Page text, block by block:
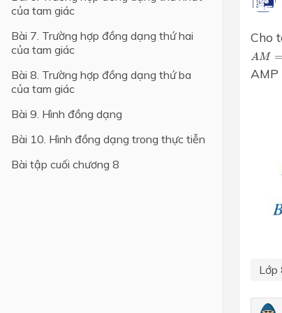
Lớp 2
của tam giác
Bài 7. Trường hợp đồng dạng thứ hai
của tam giác
Bài 8. Trường hợp đồng dạng thứ ba
của tam giác
Bài 9. Hình đồng dạng
Bài 10. Hình đồng dạng trong thực tiễn
Bài tập cuối chương 8
Cho
AM =
A M=
Lớp